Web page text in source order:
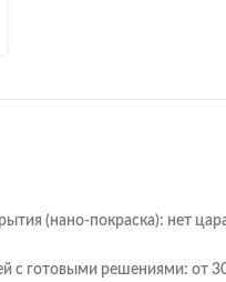
(нано-покраска): нет
с готовыми решениями: от